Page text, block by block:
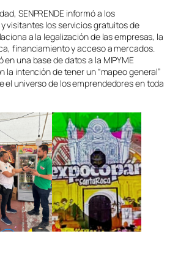
SENPRENDE informó a los
visitantes los servicios gratuitos de
a la legalización de las empresas, la
financiamiento y acceso a mercados.
una base de datos a la MIPYME
la intención de tener un “mapeo general”
el universo de los emprendedores en toda